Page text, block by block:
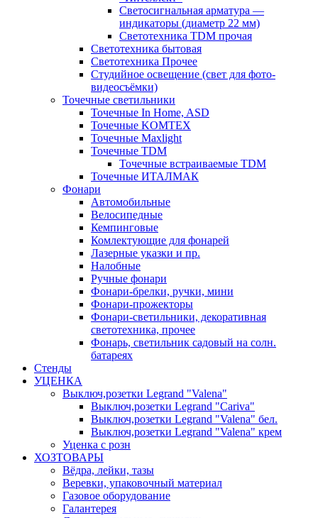
Светосигнальная арматура —
индикаторы (диаметр 22 мм)
Светотехника TDM прочая
Светотехника бытовая
Светотехника Прочее
Студийное освещение (свет для фото-
видеосъёмки)
Точечные светильники
Точечные In Home, ASD
Точечные KOMTEX
Точечные Maxlight
Точечные TDM
Точечные встраиваемые TDM
Точечные ИТАЛМАК
Фонари
Автомобильные
Велосипедные
Кемпинговые
Комлектующие для фонарей
Лазерные указки и пр.
Налобные
Ручные фонари
Фонари-брелки, ручки, мини
Фонари-прожекторы
Фонари-светильники, декоративная
светотехника, прочее
Фонарь, светильник садовый на солн.
батареях
Стенды
УЦЕНКА
Выключ,розетки Legrand "Valena"
Выключ,розетки Legrand "Cariva"
Выключ,розетки Legrand "Valena" бел.
Выключ,розетки Legrand "Valena" крем
Уценка с розн
ХОЗТОВАРЫ
Вёдра, лейки, тазы
Веревки, упаковочный материал
Газовое оборудование
Галантерея